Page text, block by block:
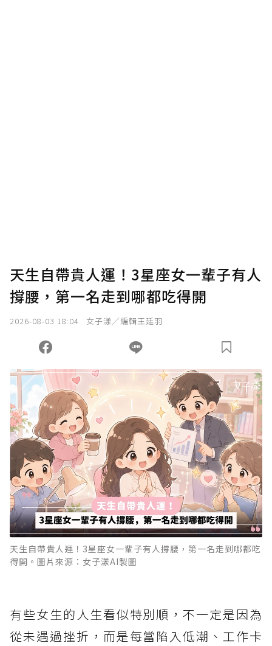
天生自帶貴人運！3星座女一輩子有人
撐腰，第一名走到哪都吃得開
2026-08-03 18:04 女子漾／編輯王廷羽
天生自帶貴人運！3星座女一輩子有人撐腰，第一名走到哪都吃
得開。圖片來源：女子漾AI製圖
有些女生的人生看似特別順，不一定是因為
從未遇過挫折，而是每當陷入低潮、工作卡